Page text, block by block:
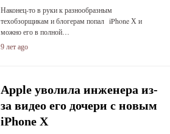
Наконец-то в руки к разнообразным
техобзорщикам и блогерам попал iPhone Х и
можно его в полной…
9 лет ago
Apple уволила инженера из-
за видео его дочери с новым
iPhone Х